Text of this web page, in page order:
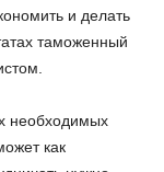
и делать
таможенный
необходимых
как